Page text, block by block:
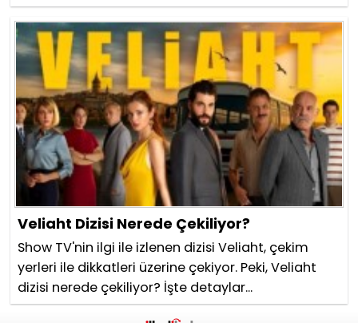
Veliaht Dizisi Nerede Çekiliyor?
Show TV'nin ilgi ile izlenen dizisi Veliaht, çekim
yerleri ile dikkatleri üzerine çekiyor. Peki, Veliaht
dizisi nerede çekiliyor? İşte detaylar...